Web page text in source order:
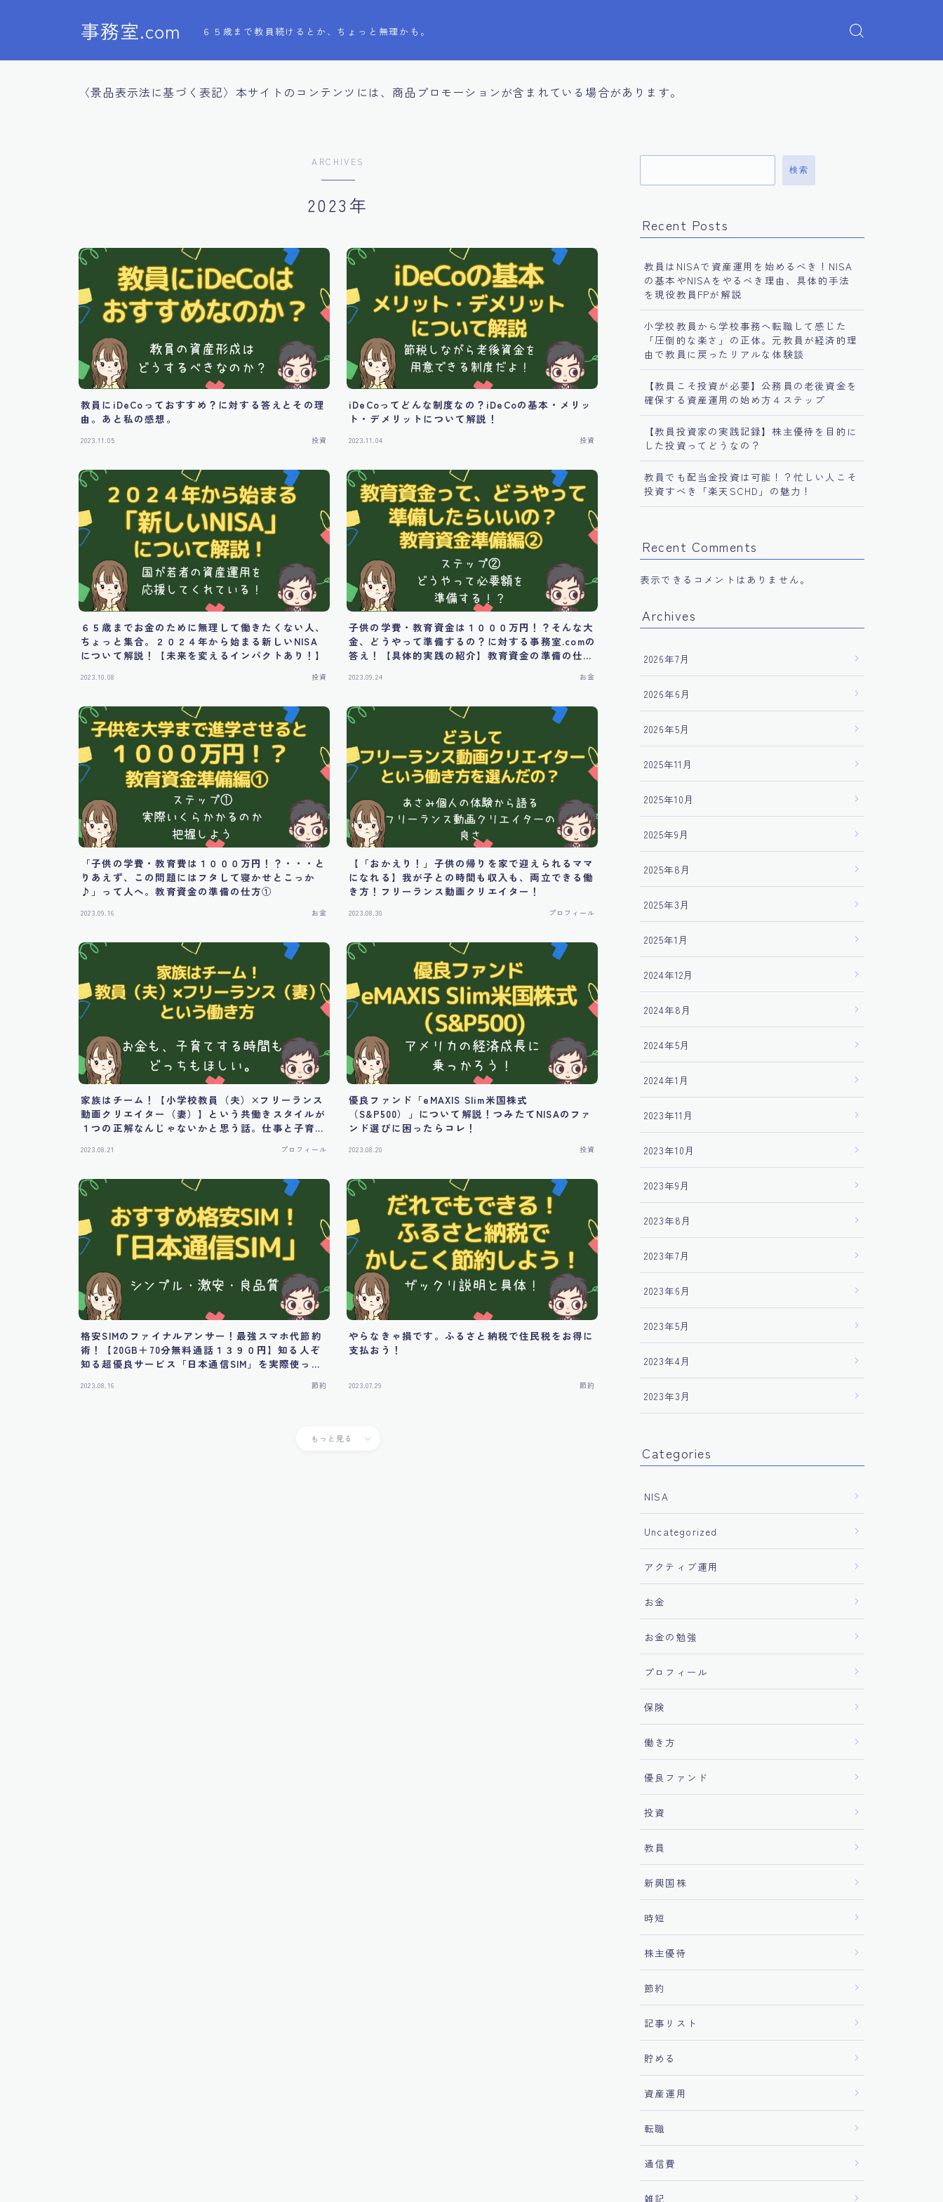
事務室.com ６５歳まで教員続けるとか、ちょっと無理かも。
〈景品表示法に基づく表記〉本サイトのコンテンツには、商品プロモーションが含まれている場合があります。
ARCHIVES
2023年
教員にiDeCoっておすすめ？に対する答えとその理
由。あと私の感想。
2023.11.05 投資
iDeCoってどんな制度なの？iDeCoの基本・メリッ
ト・デメリットについて解説！
2023.11.04 投資
６５歳までお金のために無理して働きたくない人、
ちょっと集合。２０２４年から始まる新しいNISA
について解説！【未来を変えるインパクトあり！】
2023.10.08 投資
子供の学費・教育資金は１０００万円！？そんな大
金、どうやって準備するの？に対する事務室.comの
答え！【具体的実践の紹介】教育資金の準備の仕方
2023.09.24 お金
「子供の学費・教育費は１０００万円！？・・・と
りあえず、この問題にはフタして寝かせとこっか
♪」って人へ。教育資金の準備の仕方①
2023.09.16 お金
【「おかえり！」子供の帰りを家で迎えられるママ
になれる】我が子との時間も収入も、両立できる働
き方！フリーランス動画クリエイター！
2023.08.30 プロフィール
家族はチーム！【小学校教員（夫）×フリーランス
動画クリエイター（妻）】という共働きスタイルが
１つの正解なんじゃないかと思う話。仕事と子育て
2023.08.21 プロフィール
優良ファンド「eMAXIS Slim米国株式
（S&P500）」について解説！つみたてNISAのファ
ンド選びに困ったらコレ！
2023.08.20 投資
格安SIMのファイナルアンサー！最強スマホ代節約
術！【20GB＋70分無料通話１３９０円】知る人ぞ
知る超優良サービス「日本通信SIM」を実際使って
2023.08.16 節約
やらなきゃ損です。ふるさと納税で住民税をお得に
支払おう！
2023.07.29 節約
もっと見る
検索
Recent Posts
教員はNISAで資産運用を始めるべき！NISA
の基本やNISAをやるべき理由、具体的手法
を現役教員FPが解説
小学校教員から学校事務へ転職して感じた
「圧倒的な楽さ」の正体。元教員が経済的理
由で教員に戻ったリアルな体験談
【教員こそ投資が必要】公務員の老後資金を
確保する資産運用の始め方４ステップ
【教員投資家の実践記録】株主優待を目的に
した投資ってどうなの？
教員でも配当金投資は可能！？忙しい人こそ
投資すべき「楽天SCHD」の魅力！
Recent Comments
表示できるコメントはありません。
Archives
2026年7月
2026年6月
2026年5月
2025年11月
2025年10月
2025年9月
2025年8月
2025年3月
2025年1月
2024年12月
2024年8月
2024年5月
2024年1月
2023年11月
2023年10月
2023年9月
2023年8月
2023年7月
2023年6月
2023年5月
2023年4月
2023年3月
Categories
NISA
Uncategorized
アクティブ運用
お金
お金の勉強
プロフィール
保険
働き方
優良ファンド
投資
教員
新興国株
時短
株主優待
節約
記事リスト
貯める
資産運用
転職
通信費
雑記